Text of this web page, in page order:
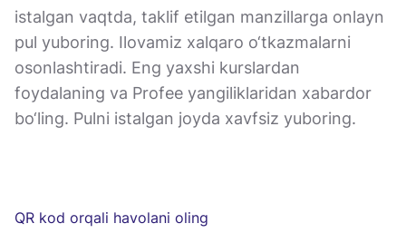
istalgan vaqtda, taklif etilgan manzillarga onlayn
pul yuboring. Ilovamiz xalqaro o‘tkazmalarni
osonlashtiradi. Eng yaxshi kurslardan
foydalaning va Profee yangiliklaridan xabardor
bo‘ling. Pulni istalgan joyda xavfsiz yuboring.
QR kod orqali havolani oling